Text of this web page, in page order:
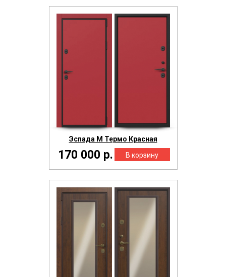
Эспада М Термо Красная
170 000 р.